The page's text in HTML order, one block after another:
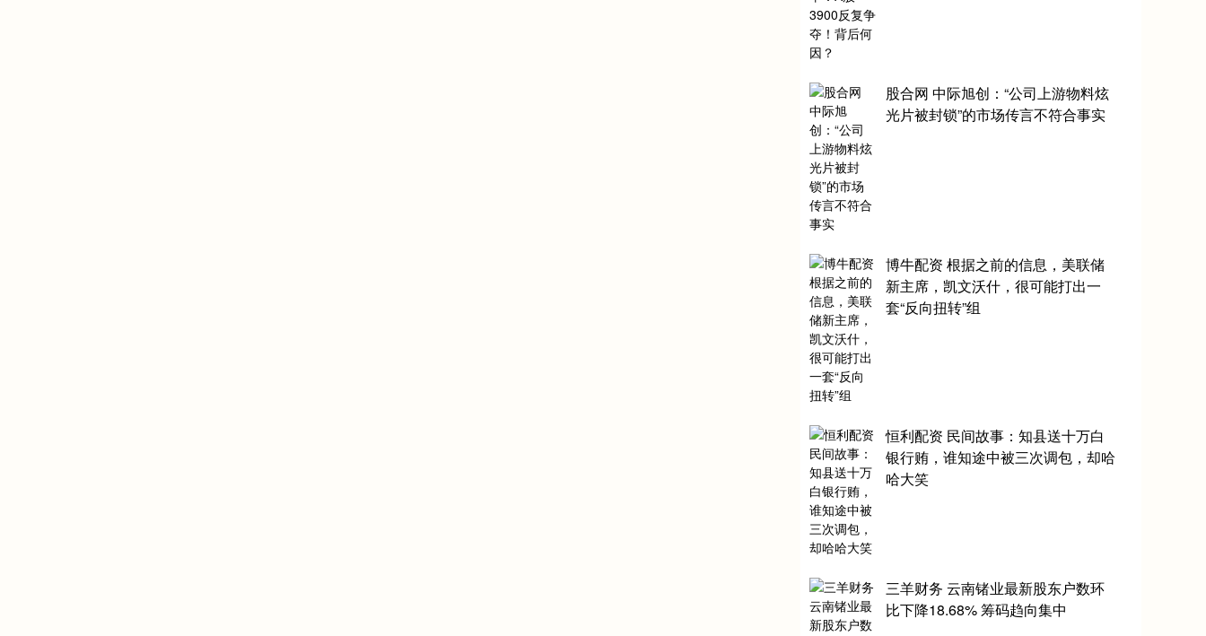
股合网 中际旭创：“公司上游物料炫
光片被封锁”的市场传言不符合事实
博牛配资 根据之前的信息，美联储
新主席，凯文沃什，很可能打出一
套“反向扭转”组
恒利配资 民间故事：知县送十万白
银行贿，谁知途中被三次调包，却哈
哈大笑
三羊财务 云南锗业最新股东户数环
比下降18.68% 筹码趋向集中